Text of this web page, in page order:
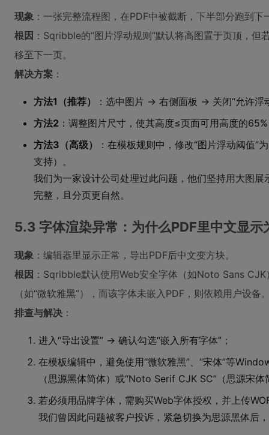
现象 ：一张完整流程图，在PDF中被截断，下半部分跑到下
根因 ：Sqribble的“图片浮动规则”默认将高图置于页顶，
移至下一页。
解决方案 ：
方法1（推荐）
：选中图片 → 右侧面板 → 关闭“允许浮
方法2 ：调整图片尺寸，使其高度≤页面可用高度的
方法3（高级）
：在模板规则中，修改“图片浮动阈值
支持）。
我们为一家设计公司处理过此问题，他们坚持用大图
完整，且分页更自然。
5.3 字体渲染异常：为什么PDF里中文显示
现象 ：编辑器里显示正常，导出PDF后中文变方块。
根因 ：Sqribble默认使用Web安全字体（如Noto Sans
（如“微软雅黑”），而该字体未嵌入PDF，则依赖用户设备
排查与解决 ：
进入“导出设置” → 确认勾选“嵌入所有字体”；
在模板编辑中，避免使用“微软雅黑”、“宋体”等
（思源黑体简体）或“Noto Serif CJK SC”（思源宋体
若必须用品牌字体，需购买Web字体授权，并上传
我们曾因此问题被客户投诉，紧急切换为思源黑体后